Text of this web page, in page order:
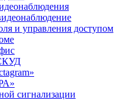
и управления доступом
сигнализации